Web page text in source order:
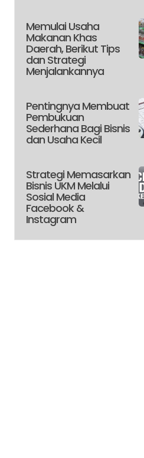
Memulai Usaha
Makanan Khas
Daerah, Berikut Tips
dan Strategi
Menjalankannya
Pentingnya Membuat
Pembukuan
Sederhana Bagi Bisnis
dan Usaha Kecil
Strategi Memasarkan
Bisnis UKM Melalui
Sosial Media
Facebook &
Instagram